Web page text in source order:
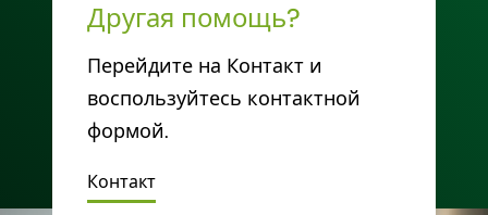
Другая помощь?
Перейдите на Контакт и
воспользуйтесь контактной
формой.
Контакт